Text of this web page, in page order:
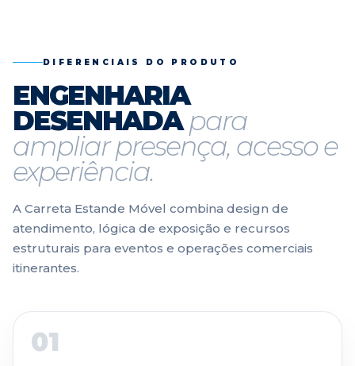
DIFERENCIAIS DO PRODUTO
ENGENHARIA
DESENHADApara
ampliar presença, acesso e
experiência.
A Carreta Estande Móvel combina design de
atendimento, lógica de exposição e recursos
estruturais para eventos e operações comerciais
itinerantes.
01